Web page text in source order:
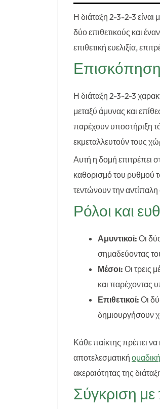
Η διάταξη 2-3-2-3 είναι
δύο επιθετικούς και
επιθετική ευελιξία,
Επισκόπηση
Η διάταξη 2-3-2-3
μεταξύ άμυνας και
παρέχουν υποστήριξη
εκμεταλλευτούν τους
Αυτή η δομή επιτρέπει
καθορισμό του ρυθμού
τεντώνουν την
Ρόλοι και
Αμυντικοί: Οι
σημαδεύοντας
Μέσοι: Οι τρεις
και παρέχοντας
Επιθετικοί: Οι
δημιουργήσουν
Κάθε παίκτης πρέπει να
αποτελεσματική
ακεραιότητας της
Σύγκριση με